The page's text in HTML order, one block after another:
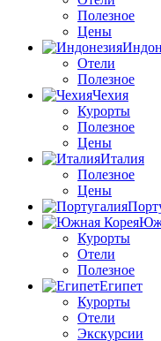
Полезное
Цены
Отели
Полезное
Чехия
Курорты
Полезное
Цены
Италия
Полезное
Цены
Курорты
Отели
Полезное
Египет
Курорты
Отели
Экскурсии